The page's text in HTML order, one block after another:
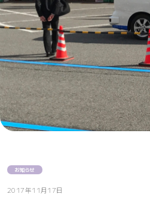
お知らせ
2017年11月17日